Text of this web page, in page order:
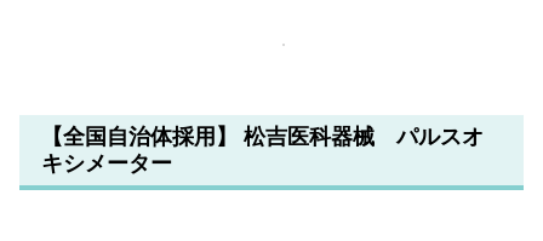
【全国自治体採用】 松吉医科器械 パルスオ
キシメーター